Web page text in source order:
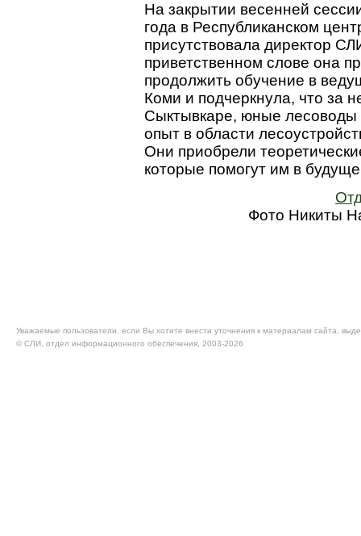
На закрытии весенней
года в Республиканском
присутствовала директор
приветственном слове она
продолжить обучение в
Коми и подчеркнула, что за
Сыктывкаре, юные
опыт в области
Они приобрели
которые помогут им в
Фото Никиты
Уважаемые пользователи, если Вы хотите внести уточнения к материалам сайта,
© CЛИ, отдел информационного обеспечения, 2003-2026